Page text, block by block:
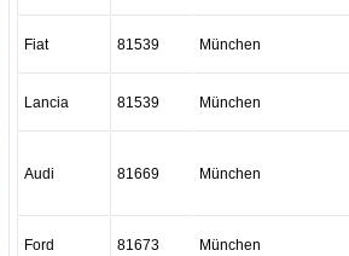
Fiat 81539 München
Lancia 81539 München
Audi 81669 München
Ford 81673 München